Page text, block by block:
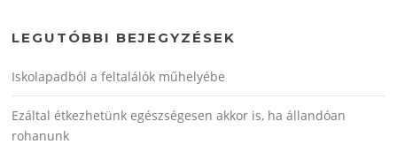
LEGUTÓBBI BEJEGYZÉSEK
Iskolapadból a feltalálók műhelyébe
Ezáltal étkezhetünk egészségesen akkor is, ha állandóan
rohanunk